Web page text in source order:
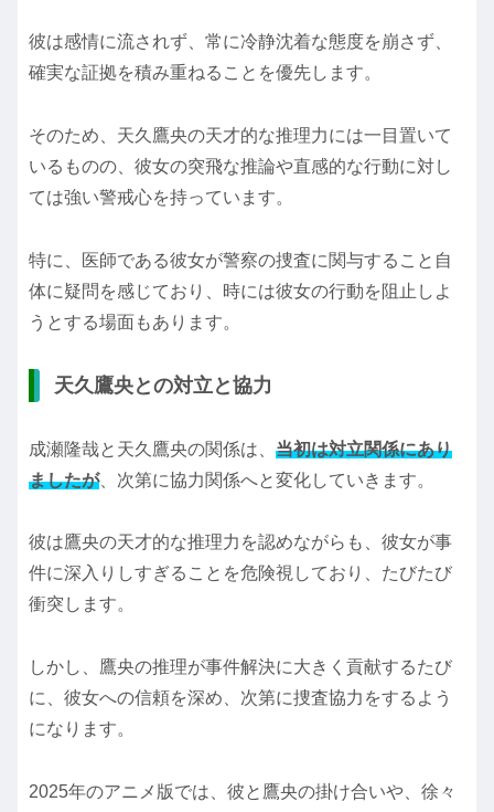
彼は感情に流されず、常に冷静沈着な態度を崩さず、
確実な証拠を積み重ねることを優先します。
そのため、天久鷹央の天才的な推理力には一目置いて
いるものの、彼女の突飛な推論や直感的な行動に対し
ては強い警戒心を持っています。
特に、医師である彼女が警察の捜査に関与すること自
体に疑問を感じており、時には彼女の行動を阻止しよ
うとする場面もあります。
天久鷹央との対立と協力
成瀬隆哉と天久鷹央の関係は、 当初は対立関係にあり
ましたが、次第に協力関係へと変化していきます。
彼は鷹央の天才的な推理力を認めながらも、彼女が事
件に深入りしすぎることを危険視しており、たびたび
衝突します。
しかし、鷹央の推理が事件解決に大きく貢献するたび
に、彼女への信頼を深め、次第に捜査協力をするよう
になります。
2025年のアニメ版では、彼と鷹央の掛け合いや、徐々